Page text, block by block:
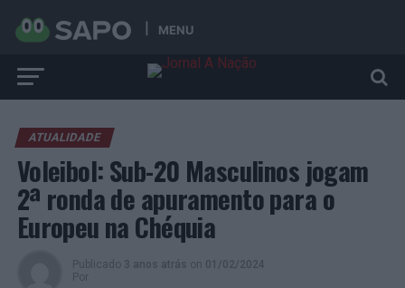
MENU
ATUALIDADE
Voleibol: Sub-20 Masculinos jogam
2ª ronda de apuramento para o
Europeu na Chéquia
Publicado 3 anos atrás on 01/02/2024
Por